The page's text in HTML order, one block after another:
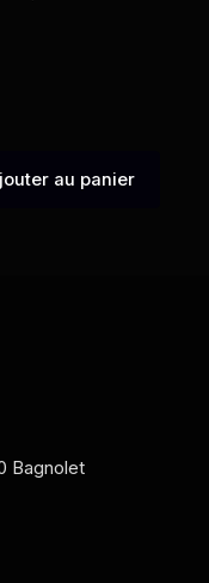
au panier
Bagnolet